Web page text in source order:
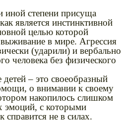
иной степени присуща
является инстинктивной
целью которой
в мире. Агрессия
(ударили) и вербально
человека без физического
– это своеобразный
о внимании к своему
накопилось слишком
эмоций, с которыми
справится не в силах.